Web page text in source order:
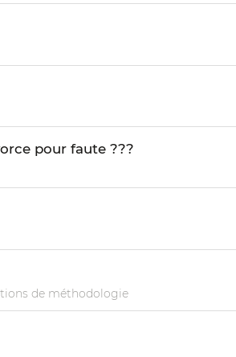
pour faute ???
de méthodologie